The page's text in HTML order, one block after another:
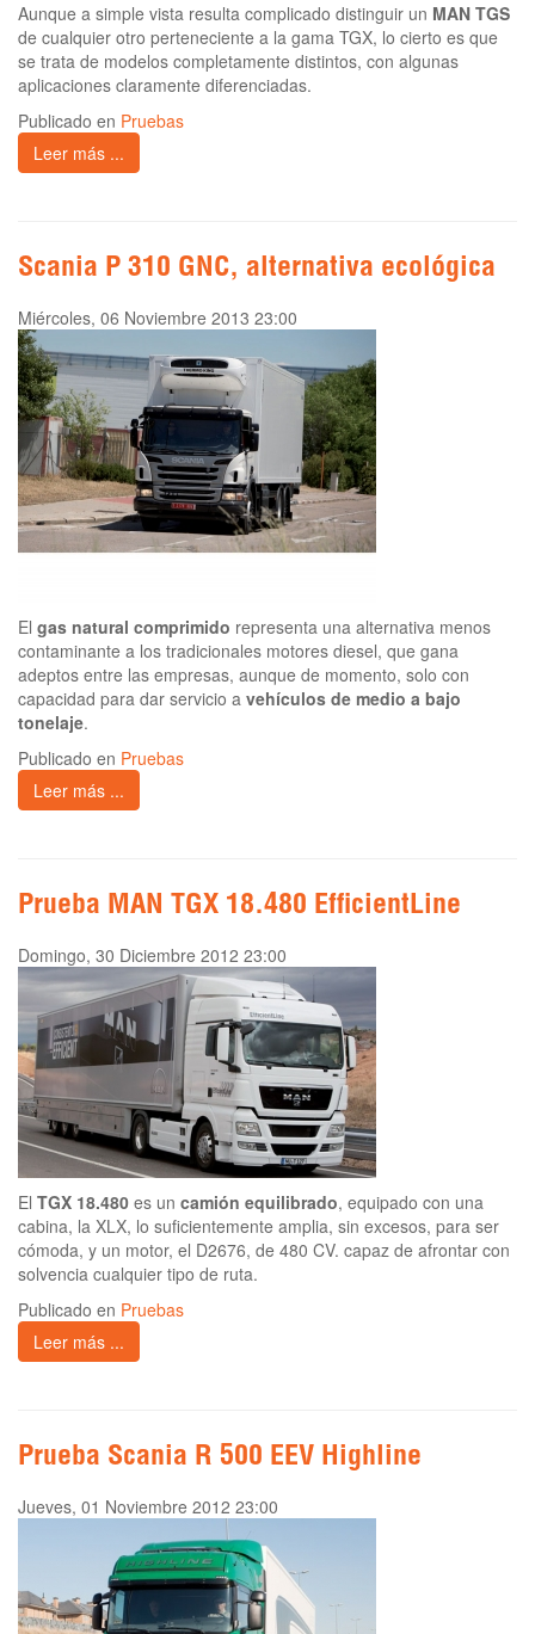
Aunque a simple vista resulta complicado distinguir un MAN TGS
de cualquier otro perteneciente a la gama TGX, lo cierto es que
se trata de modelos completamente distintos, con algunas
aplicaciones claramente diferenciadas.
Publicado en Pruebas
Leer más ...
Scania P 310 GNC, alternativa ecológica
Miércoles, 06 Noviembre 2013 23:00
El gas natural comprimido representa una alternativa menos
contaminante a los tradicionales motores diesel, que gana
adeptos entre las empresas, aunque de momento, solo con
capacidad para dar servicio a vehículos de medio a bajo
tonelaje.
Publicado en Pruebas
Leer más ...
Prueba MAN TGX 18.480 EfficientLine
Domingo, 30 Diciembre 2012 23:00
El TGX 18.480 es un camión equilibrado, equipado con una
cabina, la XLX, lo suficientemente amplia, sin excesos, para ser
cómoda, y un motor, el D2676, de 480 CV. capaz de afrontar con
solvencia cualquier tipo de ruta.
Publicado en Pruebas
Leer más ...
Prueba Scania R 500 EEV Highline
Jueves, 01 Noviembre 2012 23:00